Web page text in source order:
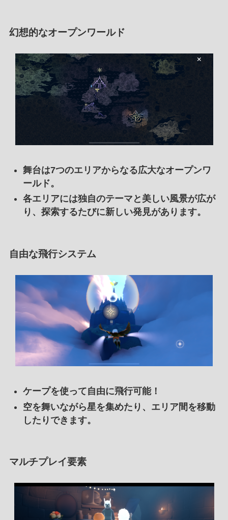
幻想的なオープンワールド
舞台は7つのエリアからなる広大なオープンワ
ールド。
各エリアには独自のテーマと美しい風景が広が
り、探索するたびに新しい発見があります。
自由な飛行システム
ケープを使って自由に飛行可能！
空を舞いながら星を集めたり、エリア間を移動
したりできます。
マルチプレイ要素